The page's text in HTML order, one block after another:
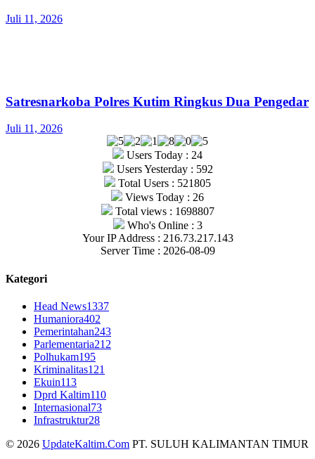
Juli 11, 2026
Satresnarkoba Polres Kutim Ringkus Dua Pengedar
Juli 11, 2026
Users Today : 24
Users Yesterday : 592
Total Users : 521805
Views Today : 26
Total views : 1698807
Who's Online : 3
Your IP Address : 216.73.217.143
Server Time : 2026-08-09
Kategori
Head News1337
Humaniora402
Pemerintahan243
Parlementaria212
Polhukam195
Kriminalitas121
Ekuin113
Dprd Kaltim110
Internasional73
Infrastruktur28
© 2026 UpdateKaltim.Com PT. SULUH KALIMANTAN TIMUR